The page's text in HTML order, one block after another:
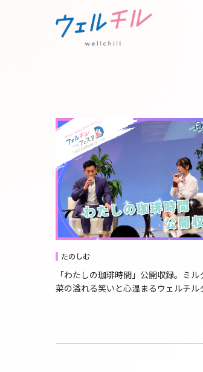
たのしむ
「わたしの珈琲時間」公開収録。ミ
菜の溢れる笑いと心温まるウェルチル